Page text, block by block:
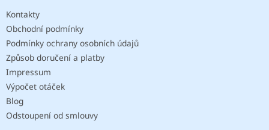
Kontakty
Obchodní podmínky
Podmínky ochrany osobních údajů
Způsob doručení a platby
Impressum
Výpočet otáček
Blog
Odstoupení od smlouvy